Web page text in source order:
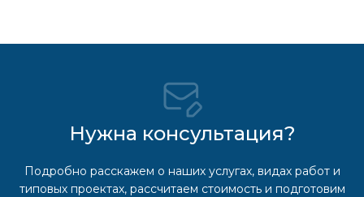
Нужна консультация?
Подробно расскажем о наших услугах, видах работ и
типовых проектах, рассчитаем стоимость и подготовим